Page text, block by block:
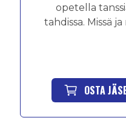
opetella
tahdissa. Missä
OSTA